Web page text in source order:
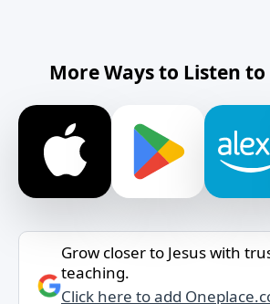
More Ways to Listen
Grow closer to Jesus with
teaching.
Click here to add